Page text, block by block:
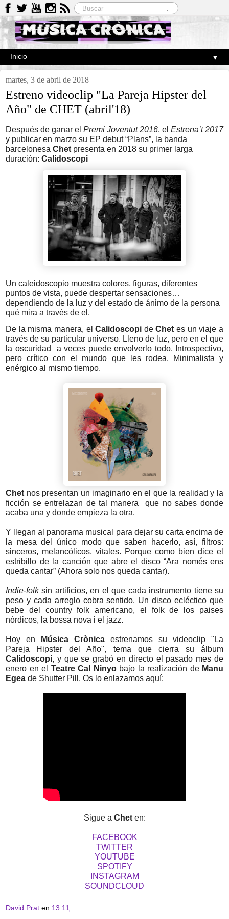
▼
martes, 3 de abril de 2018
Estreno videoclip "La Pareja Hipster del
Año" de CHET (abril'18)
Después de ganar el Premi Joventut 2016, el Estrena’t 2017
y publicar en marzo su EP debut “Plans”, la banda
barcelonesa Chet presenta en 2018 su primer larga
duración: Calidoscopi
Un caleidoscopio muestra colores, figuras, diferentes
puntos de vista, puede despertar sensaciones…
dependiendo de la luz y del estado de ánimo de la persona
qué mira a través de el.
De la misma manera, el Calidoscopi de Chet es un viaje a
través de su particular universo. Lleno de luz, pero en el que
la oscuridad  a veces puede envolverlo todo. Introspectivo,
pero crítico con el mundo que les rodea. Minimalista y
enérgico al mismo tiempo.
Chet nos presentan un imaginario en el que la realidad y la
ficción se entrelazan de tal manera  que no sabes donde
acaba una y donde empieza la otra.
Y llegan al panorama musical para dejar su carta encima de
la mesa del único modo que saben hacerlo, así, filtros:
sinceros, melancólicos, vitales. Porque como bien dice el
estribillo de la canción que abre el disco “Ara només ens
queda cantar” (Ahora solo nos queda cantar).
Indie-folk sin artificios, en el que cada instrumento tiene su
peso y cada arreglo cobra sentido. Un disco ecléctico que
bebe del country folk americano, el folk de los paises
nórdicos, la bossa nova i el jazz.
Hoy en Música Crònica estrenamos su videoclip "La
Calidoscopi, y que se grabó en directo el pasado mes de
enero en el Teatre Cal Ninyo bajo la realización de Manu
Egea de Shutter Pill. Os lo enlazamos aquí:
Sigue a Chet en:
FACEBOOK
TWITTER
YOUTUBE
SPOTIFY
INSTAGRAM
SOUNDCLOUD
David Prat en 13:11